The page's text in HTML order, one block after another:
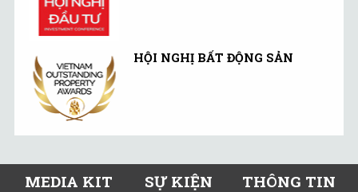
HỘI NGHỊ BẤT ĐỘNG SẢN
MEDIA KIT SỰ KIỆN
THÔNG TIN